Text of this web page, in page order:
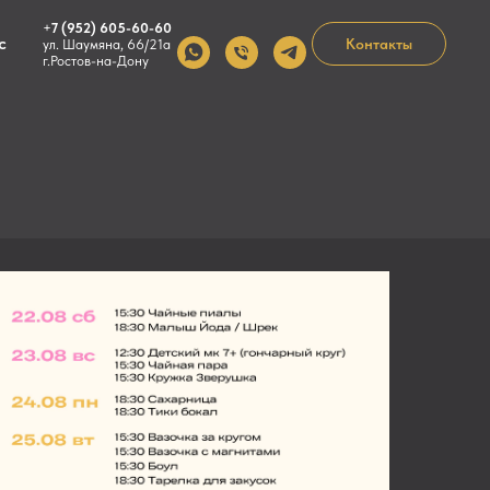
+7 (952) 605-60-60‬
ул. Шаумяна, 66/21а
г.Ростов-на-Дону
Контакты